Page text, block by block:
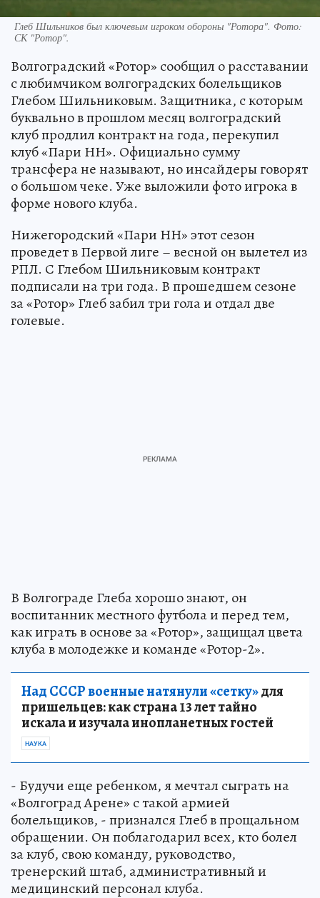
Глеб Шильников был ключевым игроком обороны "Ротора". Фото:
СК "Ротор".
Волгоградский «Ротор» сообщил о расставании
с любимчиком волгоградских болельщиков
Глебом Шильниковым. Защитника, с которым
буквально в прошлом месяц волгоградский
клуб продлил контракт на года, перекупил
клуб «Пари НН». Официально сумму
трансфера не называют, но инсайдеры говорят
о большом чеке. Уже выложили фото игрока в
форме нового клуба.
Нижегородский «Пари НН» этот сезон
проведет в Первой лиге – весной он вылетел из
РПЛ. С Глебом Шильниковым контракт
подписали на три года. В прошедшем сезоне
за «Ротор» Глеб забил три гола и отдал две
голевые.
В Волгограде Глеба хорошо знают, он
воспитанник местного футбола и перед тем,
как играть в основе за «Ротор», защищал цвета
клуба в молодежке и команде «Ротор-2».
Над СССР военные натянули «сетку»для
пришельцев: как страна 13 лет тайно
искала и изучала инопланетных гостей
НАУКА
- Будучи еще ребенком, я мечтал сыграть на
«Волгоград Арене» с такой армией
болельщиков, - признался Глеб в прощальном
обращении. Он поблагодарил всех, кто болел
за клуб, свою команду, руководство,
тренерский штаб, административный и
медицинский персонал клуба.